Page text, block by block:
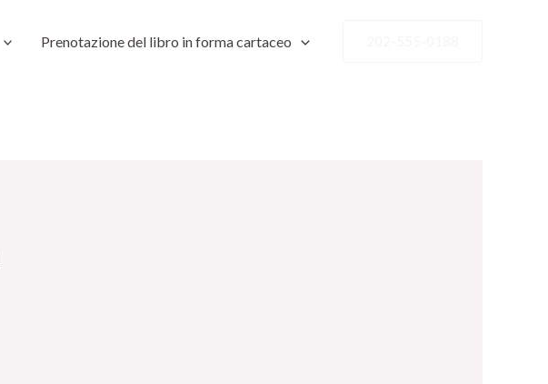
Prenotazione del libro in forma cartaceo